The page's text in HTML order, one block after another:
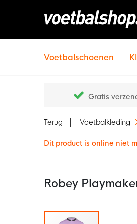
Voetbalschoenen
Gratis
Terug Voetbalkleding
Dit product is online niet
Robey
Ga